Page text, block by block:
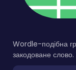
Wordle-подібна
закодоване